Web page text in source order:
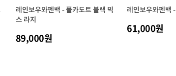
레인보우와펜백 - 폴카도트 블랙 믹
스 라지
89,000원
레인보우와펜백
61,000원